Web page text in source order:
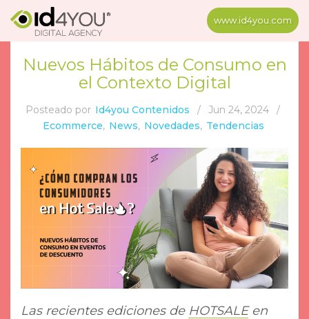
www.id4you.com
Nuevos Hábitos de Consumo en
el Contexto Digital
Posteado por Id4you Contenidos / Jun 24, 2024
/
Ecommerce, News, Novedades, Tendencias
Las recientes ediciones de HOTSALEen